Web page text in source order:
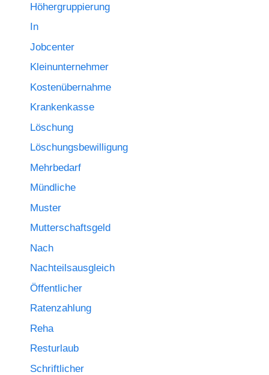
Höhergruppierung
In
Jobcenter
Kleinunternehmer
Kostenübernahme
Krankenkasse
Löschung
Löschungsbewilligung
Mehrbedarf
Mündliche
Muster
Mutterschaftsgeld
Nach
Nachteilsausgleich
Öffentlicher
Ratenzahlung
Reha
Resturlaub
Schriftlicher